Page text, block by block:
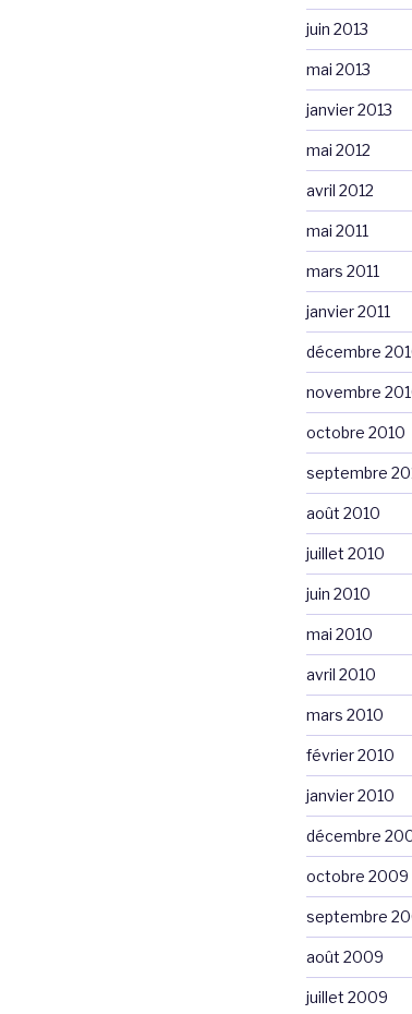
juin 2013
mai 2013
janvier 2013
mai 2012
avril 2012
mai 2011
mars 2011
janvier 2011
décembre
novembre
octobre 2010
septembre
août 2010
juillet 2010
juin 2010
mai 2010
avril 2010
mars 2010
février 2010
janvier 2010
décembre
octobre 2009
septembre
août 2009
juillet 2009